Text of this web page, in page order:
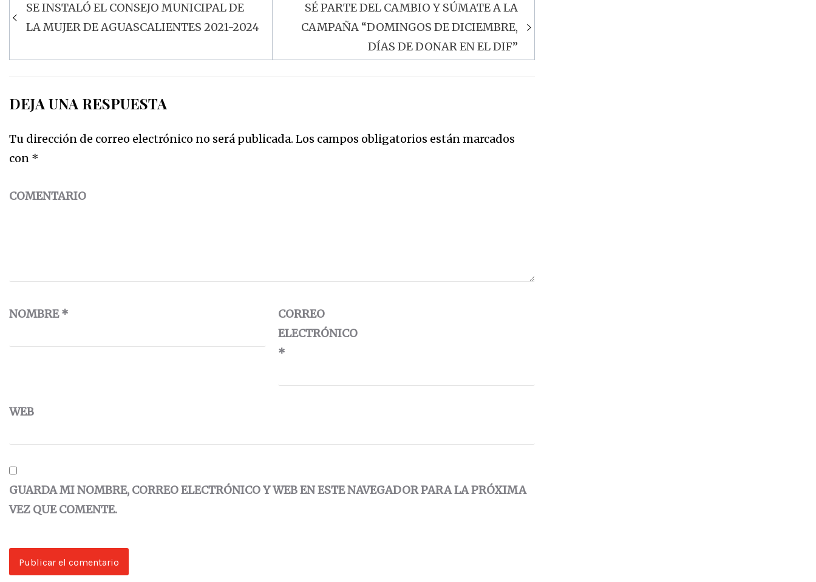
Navegación
de
entradas
SE INSTALÓ EL CONSEJO MUNICIPAL DE
LA MUJER DE AGUASCALIENTES 2021-2024
SÉ PARTE DEL CAMBIO Y SÚMATE A LA
CAMPAÑA “DOMINGOS DE DICIEMBRE,
DÍAS DE DONAR EN EL DIF”
DEJA UNA RESPUESTA
Tu dirección de correo electrónico no será publicada. Los campos obligatorios están marcados
con *
COMENTARIO
NOMBRE*
CORREO
ELECTRÓNICO
*
WEB
GUARDA MI NOMBRE, CORREO ELECTRÓNICO Y WEB EN ESTE NAVEGADOR PARA LA PRÓXIMA
VEZ QUE COMENTE.